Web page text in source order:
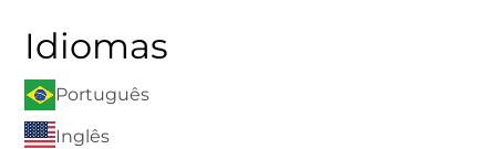
Idiomas
Português
Inglês